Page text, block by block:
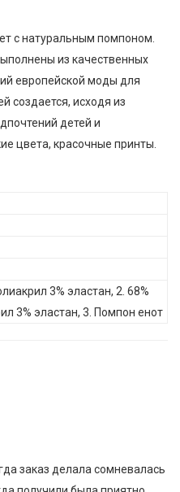
с натуральным помпоном.
из качественных
европейской моды для
создается, исходя из
детей и
цвета, красочные принты.
европейским
использования и охраны
зимняя для девочки
вискоза 29% полиакрил
3% эластан, 3.
3% эластан, 2. 68%
3% эластан, 3. Помпон енот
заказ делала сомневалась